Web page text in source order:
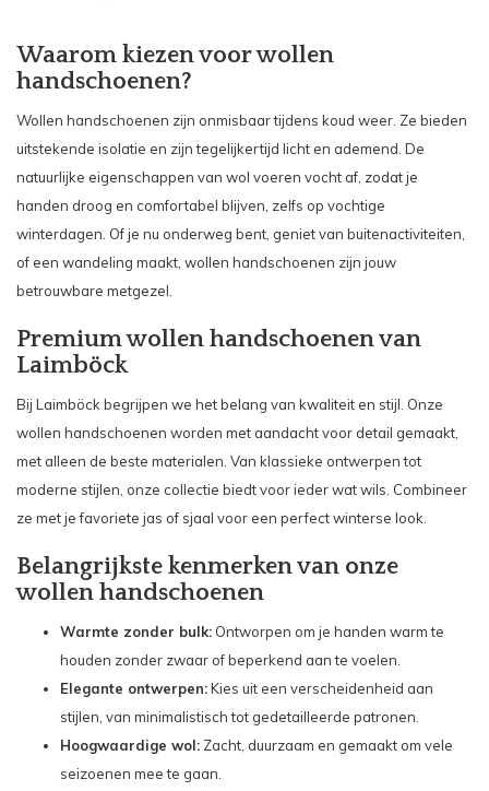
Waarom kiezen voor wollen
handschoenen?
Wollen handschoenen zijn onmisbaar tijdens koud weer. Ze bieden
uitstekende isolatie en zijn tegelijkertijd licht en ademend. De
natuurlijke eigenschappen van wol voeren vocht af, zodat je
handen droog en comfortabel blijven, zelfs op vochtige
winterdagen. Of je nu onderweg bent, geniet van buitenactiviteiten,
of een wandeling maakt, wollen handschoenen zijn jouw
betrouwbare metgezel.
Premium wollen handschoenen van
Laimböck
Bij Laimböck begrijpen we het belang van kwaliteit en stijl. Onze
wollen handschoenen worden met aandacht voor detail gemaakt,
met alleen de beste materialen. Van klassieke ontwerpen tot
moderne stijlen, onze collectie biedt voor ieder wat wils. Combineer
ze met je favoriete jas of sjaal voor een perfect winterse look.
Belangrijkste kenmerken van onze
wollen handschoenen
Warmte zonder bulk: Ontworpen om je handen warm te
houden zonder zwaar of beperkend aan te voelen.
Elegante ontwerpen:Kies uit een verscheidenheid aan
stijlen, van minimalistisch tot gedetailleerde patronen.
Hoogwaardige wol: Zacht, duurzaam en gemaakt om vele
seizoenen mee te gaan.